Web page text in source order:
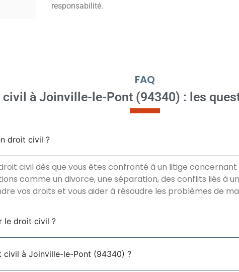
responsabilité.
FAQ
à Joinville-le-Pont (94340) : les
droit civil ?
civil dès que vous êtes confronté à un litige
comme un divorce, une séparation, des conflits liés à
vos droits et vous aider à résoudre les problèmes de
le droit civil ?
civil à Joinville-le-Pont (94340) ?